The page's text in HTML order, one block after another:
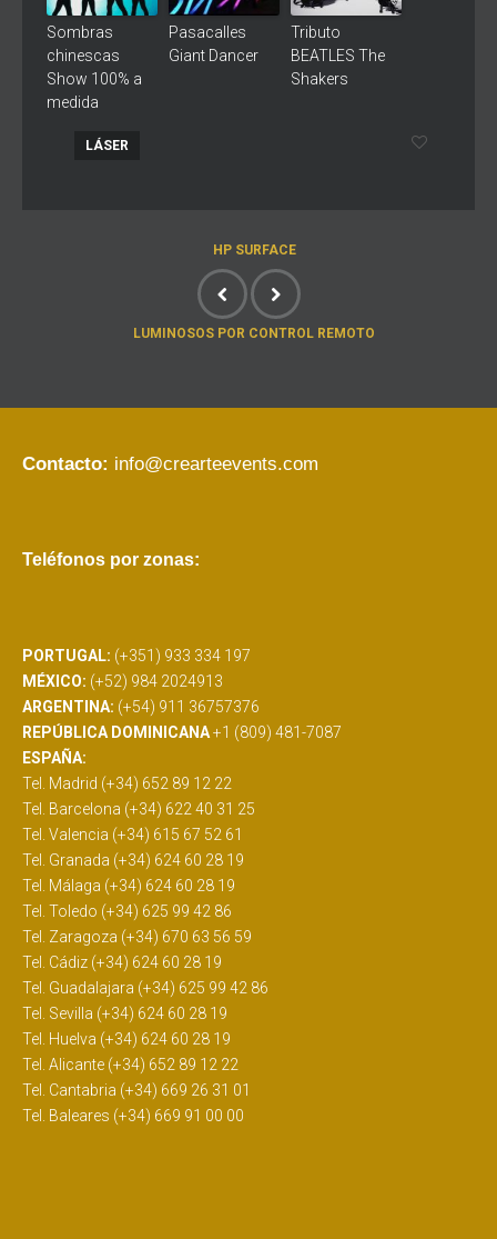
Sombras
chinescas
Show 100% a
medida
Pasacalles
Giant Dancer
Tributo
BEATLES The
Shakers
LÁSER
HP SURFACE
LUMINOSOS POR CONTROL REMOTO
Contacto: info@crearteevents.com
Teléfonos por zonas:
PORTUGAL: (+351) 933 334 197
MÉXICO: (+52) 984 2024913
ARGENTINA: (+54) 911 36757376
REPÚBLICA DOMINICANA+1 (809) 481-7087
ESPAÑA:
Tel. Madrid (+34) 652 89 12 22
Tel. Barcelona (+34) 622 40 31 25
Tel. Valencia (+34) 615 67 52 61
Tel. Granada (+34) 624 60 28 19
Tel. Málaga (+34) 624 60 28 19
Tel. Toledo (+34) 625 99 42 86
Tel. Zaragoza (+34) 670 63 56 59
Tel. Cádiz (+34) 624 60 28 19
Tel. Guadalajara (+34) 625 99 42 86
Tel. Sevilla (+34) 624 60 28 19
Tel. Huelva (+34) 624 60 28 19
Tel. Alicante (+34) 652 89 12 22
Tel. Cantabria (+34) 669 26 31 01
Tel. Baleares (+34) 669 91 00 00